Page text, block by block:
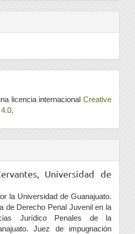
licencia internacional Creative
.
Universidad de
la Universidad de Guanajuato.
de Derecho Penal Juvenil en la
Jurídico Penales de la
Juez de impugnación